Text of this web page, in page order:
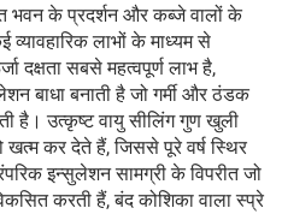
भवन के प्रदर्शन और कब्जे वालों के
लाभों के माध्यम से
दक्षता सबसे महत्वपूर्ण लाभ है,
बाधा बनाती है जो गर्मी और ठंडक
है। उत्कृष्ट वायु सीलिंग गुण खुली
खत्म कर देते हैं, जिससे पूरे वर्ष स्थिर
इन्सुलेशन सामग्री के विपरीत जो
करती हैं, बंद कोशिका वाला स्प्रे